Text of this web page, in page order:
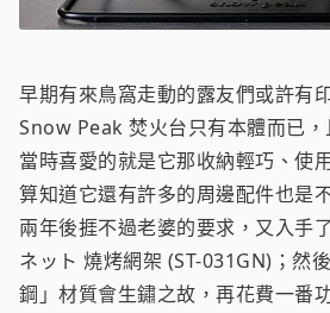
早期有來鳥窩走動的露友們或許有
Snow Peak 焚火台只有本體而已，
當時喜愛的就是它那收納輕巧、使
算知道它還有許多的周邊配件也是
兩年後捱不過老婆的要求，又入手
ネット 燒烤網架 (ST-031GN)；然
鋼」材質會生鏽之故，再花費一番